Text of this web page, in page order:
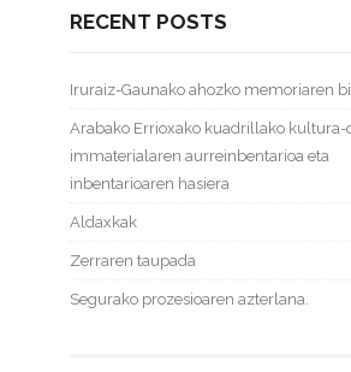
RECENT POSTS
Iruraiz-Gaunako ahozko memoriaren
Arabako Errioxako kuadrillako kultura-
immaterialaren aurreinbentarioa eta
inbentarioaren hasiera
Aldaxkak
Zerraren taupada
Segurako prozesioaren azterlana.